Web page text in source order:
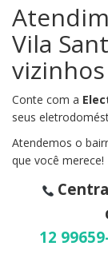
Vila
Conte com a
seus
Atendemos o
que você merece!
12